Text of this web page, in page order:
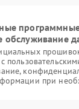
обслуживание
при